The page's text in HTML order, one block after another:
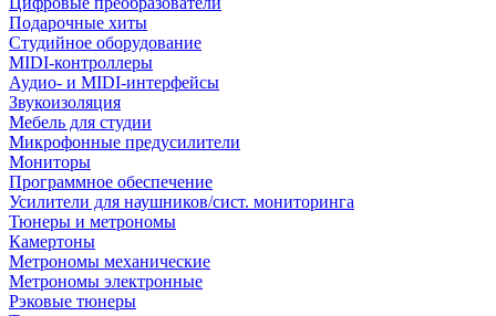
Подарочные хиты
Студийное оборудование
MIDI-контроллеры
Аудио- и MIDI-интерфейсы
Звукоизоляция
Мебель для студии
Микрофонные предусилители
Мониторы
Программное обеспечение
Усилители для наушников/сист. мониторинга
Тюнеры и метрономы
Камертоны
Метрономы механические
Метрономы электронные
Рэковые тюнеры